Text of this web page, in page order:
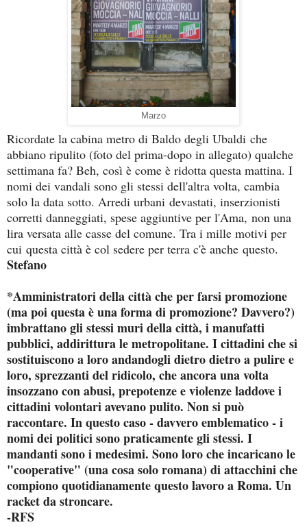
Marzo
Ricordate la cabina metro di Baldo degli Ubaldi che
abbiano ripulito (foto del prima-dopo in allegato) qualche
settimana fa? Beh, così è come è ridotta questa mattina. I
nomi dei vandali sono gli stessi dell'altra volta, cambia
solo la data sotto. Arredi urbani devastati, inserzionisti
corretti danneggiati, spese aggiuntive per l'Ama, non una
lira versata alle casse del comune. Tra i mille motivi per
cui questa città è col sedere per terra c'è anche questo.
Stefano
*Amministratori della città che per farsi promozione
(ma poi questa è una forma di promozione? Davvero?)
imbrattano gli stessi muri della città, i manufatti
pubblici, addirittura le metropolitane. I cittadini che si
sostituiscono a loro andandogli dietro dietro a pulire e
loro, sprezzanti del ridicolo, che ancora una volta
insozzano con abusi, prepotenze e violenze laddove i
cittadini volontari avevano pulito. Non si può
raccontare. In questo caso - davvero emblematico - i
nomi dei politici sono praticamente gli stessi. I
mandanti sono i medesimi. Sono loro che incaricano le
"cooperative" (una cosa solo romana) di attacchini che
compiono quotidianamente questo lavoro a Roma. Un
racket da stroncare.
-RFS